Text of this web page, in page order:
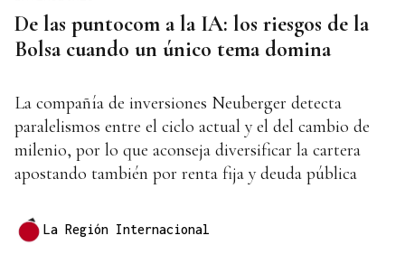
De las puntocom a la IA: los riesgos de la
Bolsa cuando un único tema domina
La compañía de inversiones Neuberger detecta
paralelismos entre el ciclo actual y el del cambio de
milenio, por lo que aconseja diversificar la cartera
apostando también por renta fija y deuda pública
La Región Internacional